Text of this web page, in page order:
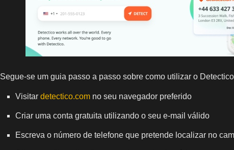
Segue-se um guia passo a passo sobre como utilizar o
Visitar detectico.com no seu navegador preferido
Criar uma conta gratuita utilizando o seu e-mail válido
Escreva o número de telefone que pretende localizar no